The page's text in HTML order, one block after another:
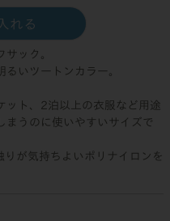
れる
ック。
るいツートンカラー。
ット、2泊以上の衣服など用途
まうのに使いやすいサイズで
が気持ちよいポリナイロンを